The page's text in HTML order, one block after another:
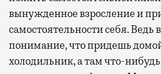
вынужденное взросление и
самостоятельности себя. Ведь
понимание, что придешь
холодильник, а там что-